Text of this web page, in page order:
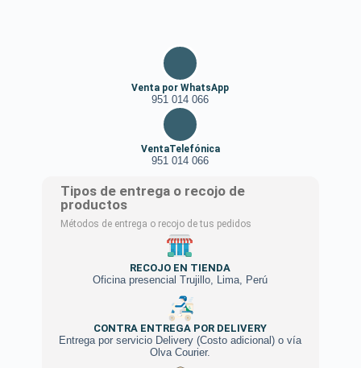
Venta por WhatsApp
951 014 066
VentaTelefónica
951 014 066
Tipos de entrega o recojo de
productos
Métodos de entrega o recojo de tus pedidos
RECOJO EN TIENDA
Oficina presencial Trujillo, Lima, Perú
CONTRA ENTREGA POR DELIVERY
Entrega por servicio Delivery (Costo adicional) o vía
Olva Courier.